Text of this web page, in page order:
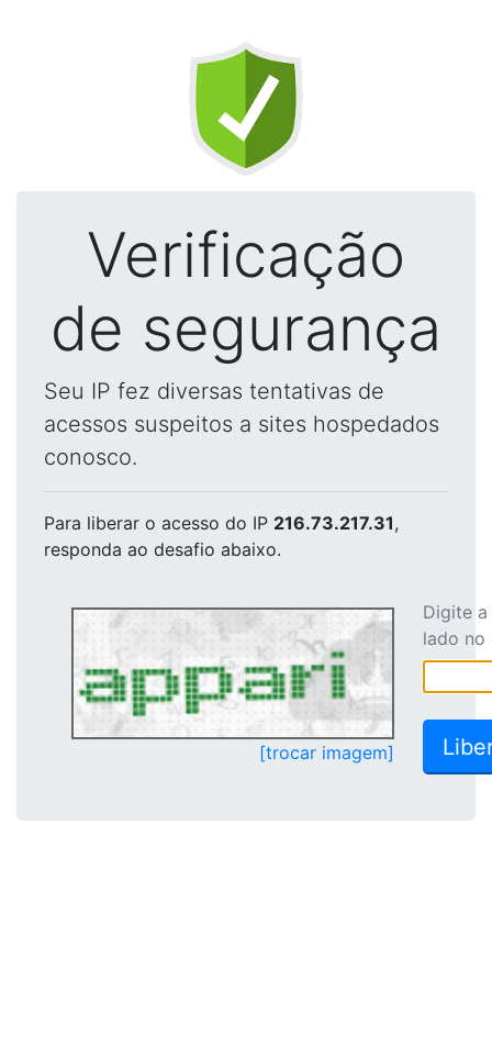
Verificação
de segurança
Seu IP fez diversas tentativas de
acessos suspeitos a sites hospedados
conosco.
Para liberar o acesso do IP 216.73.217.31,
responda ao desafio abaixo.
[trocar imagem]
Digite
lado no